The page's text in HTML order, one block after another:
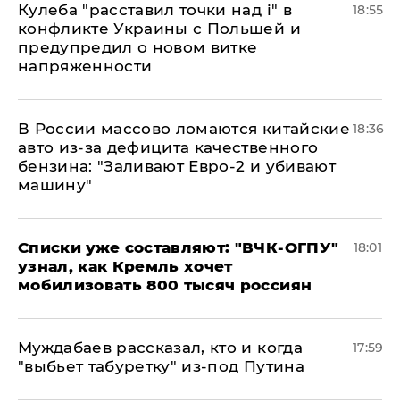
Кулеба "расставил точки над і" в
конфликте Украины с Польшей и
предупредил о новом витке
напряженности
18:55
В России массово ломаются китайские
авто из-за дефицита качественного
бензина: "Заливают Евро-2 и убивают
машину"
18:36
Списки уже составляют: "ВЧК-ОГПУ"
узнал, как Кремль хочет
мобилизовать 800 тысяч россиян
18:01
Муждабаев рассказал, кто и когда
"выбьет табуретку" из-под Путина
17:59